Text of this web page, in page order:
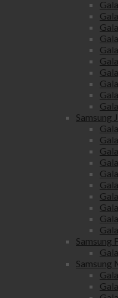
Samsung J
Samsung
Samsung